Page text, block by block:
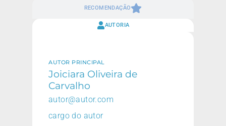
RECOMENDAÇÃO
AUTORIA
AUTOR PRINCIPAL
Joiciara Oliveira de
Carvalho
autor@autor.com
cargo do autor